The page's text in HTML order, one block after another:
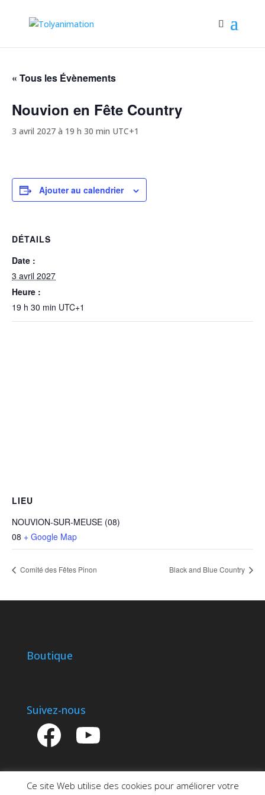
« Tous les Évènements
Nouvion en Fête Country
3 avril 2027 à 19 h 30 min UTC+1
Ajouter au calendrier
DÉTAILS
Date :
3 avril 2027
Heure :
19 h 30 min UTC+1
LIEU
NOUVION-SUR-MEUSE (08)
08 + Google Map
Comité des Fêtes Pinon Black and Blue Country
Boutique
Suivez-nous
Facebook YouTube
Ce site Web utilise des cookies pour améliorer votre